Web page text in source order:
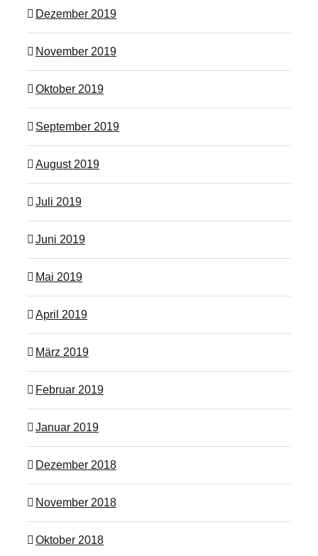
Dezember 2019
November 2019
Oktober 2019
September 2019
August 2019
Juli 2019
Juni 2019
Mai 2019
April 2019
März 2019
Februar 2019
Januar 2019
Dezember 2018
November 2018
Oktober 2018